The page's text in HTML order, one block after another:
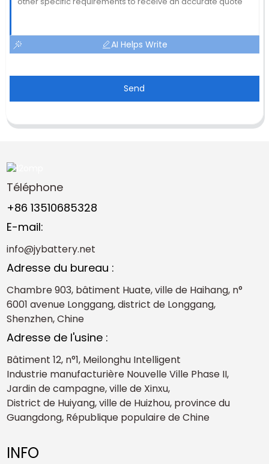
AI Helps Write
Send
Téléphone
+86 13510685328
E-mail:
info@jybattery.net
Adresse du bureau :
Chambre 903, bâtiment Huate, ville de Haihang, n°
6001 avenue Longgang, district de Longgang,
Shenzhen, Chine
Adresse de l'usine :
Bâtiment 12, n°1, Meilonghu Intelligent
Industrie manufacturière Nouvelle Ville Phase II,
Jardin de campagne, ville de Xinxu,
District de Huiyang, ville de Huizhou, province du
Guangdong, République populaire de Chine
INFO